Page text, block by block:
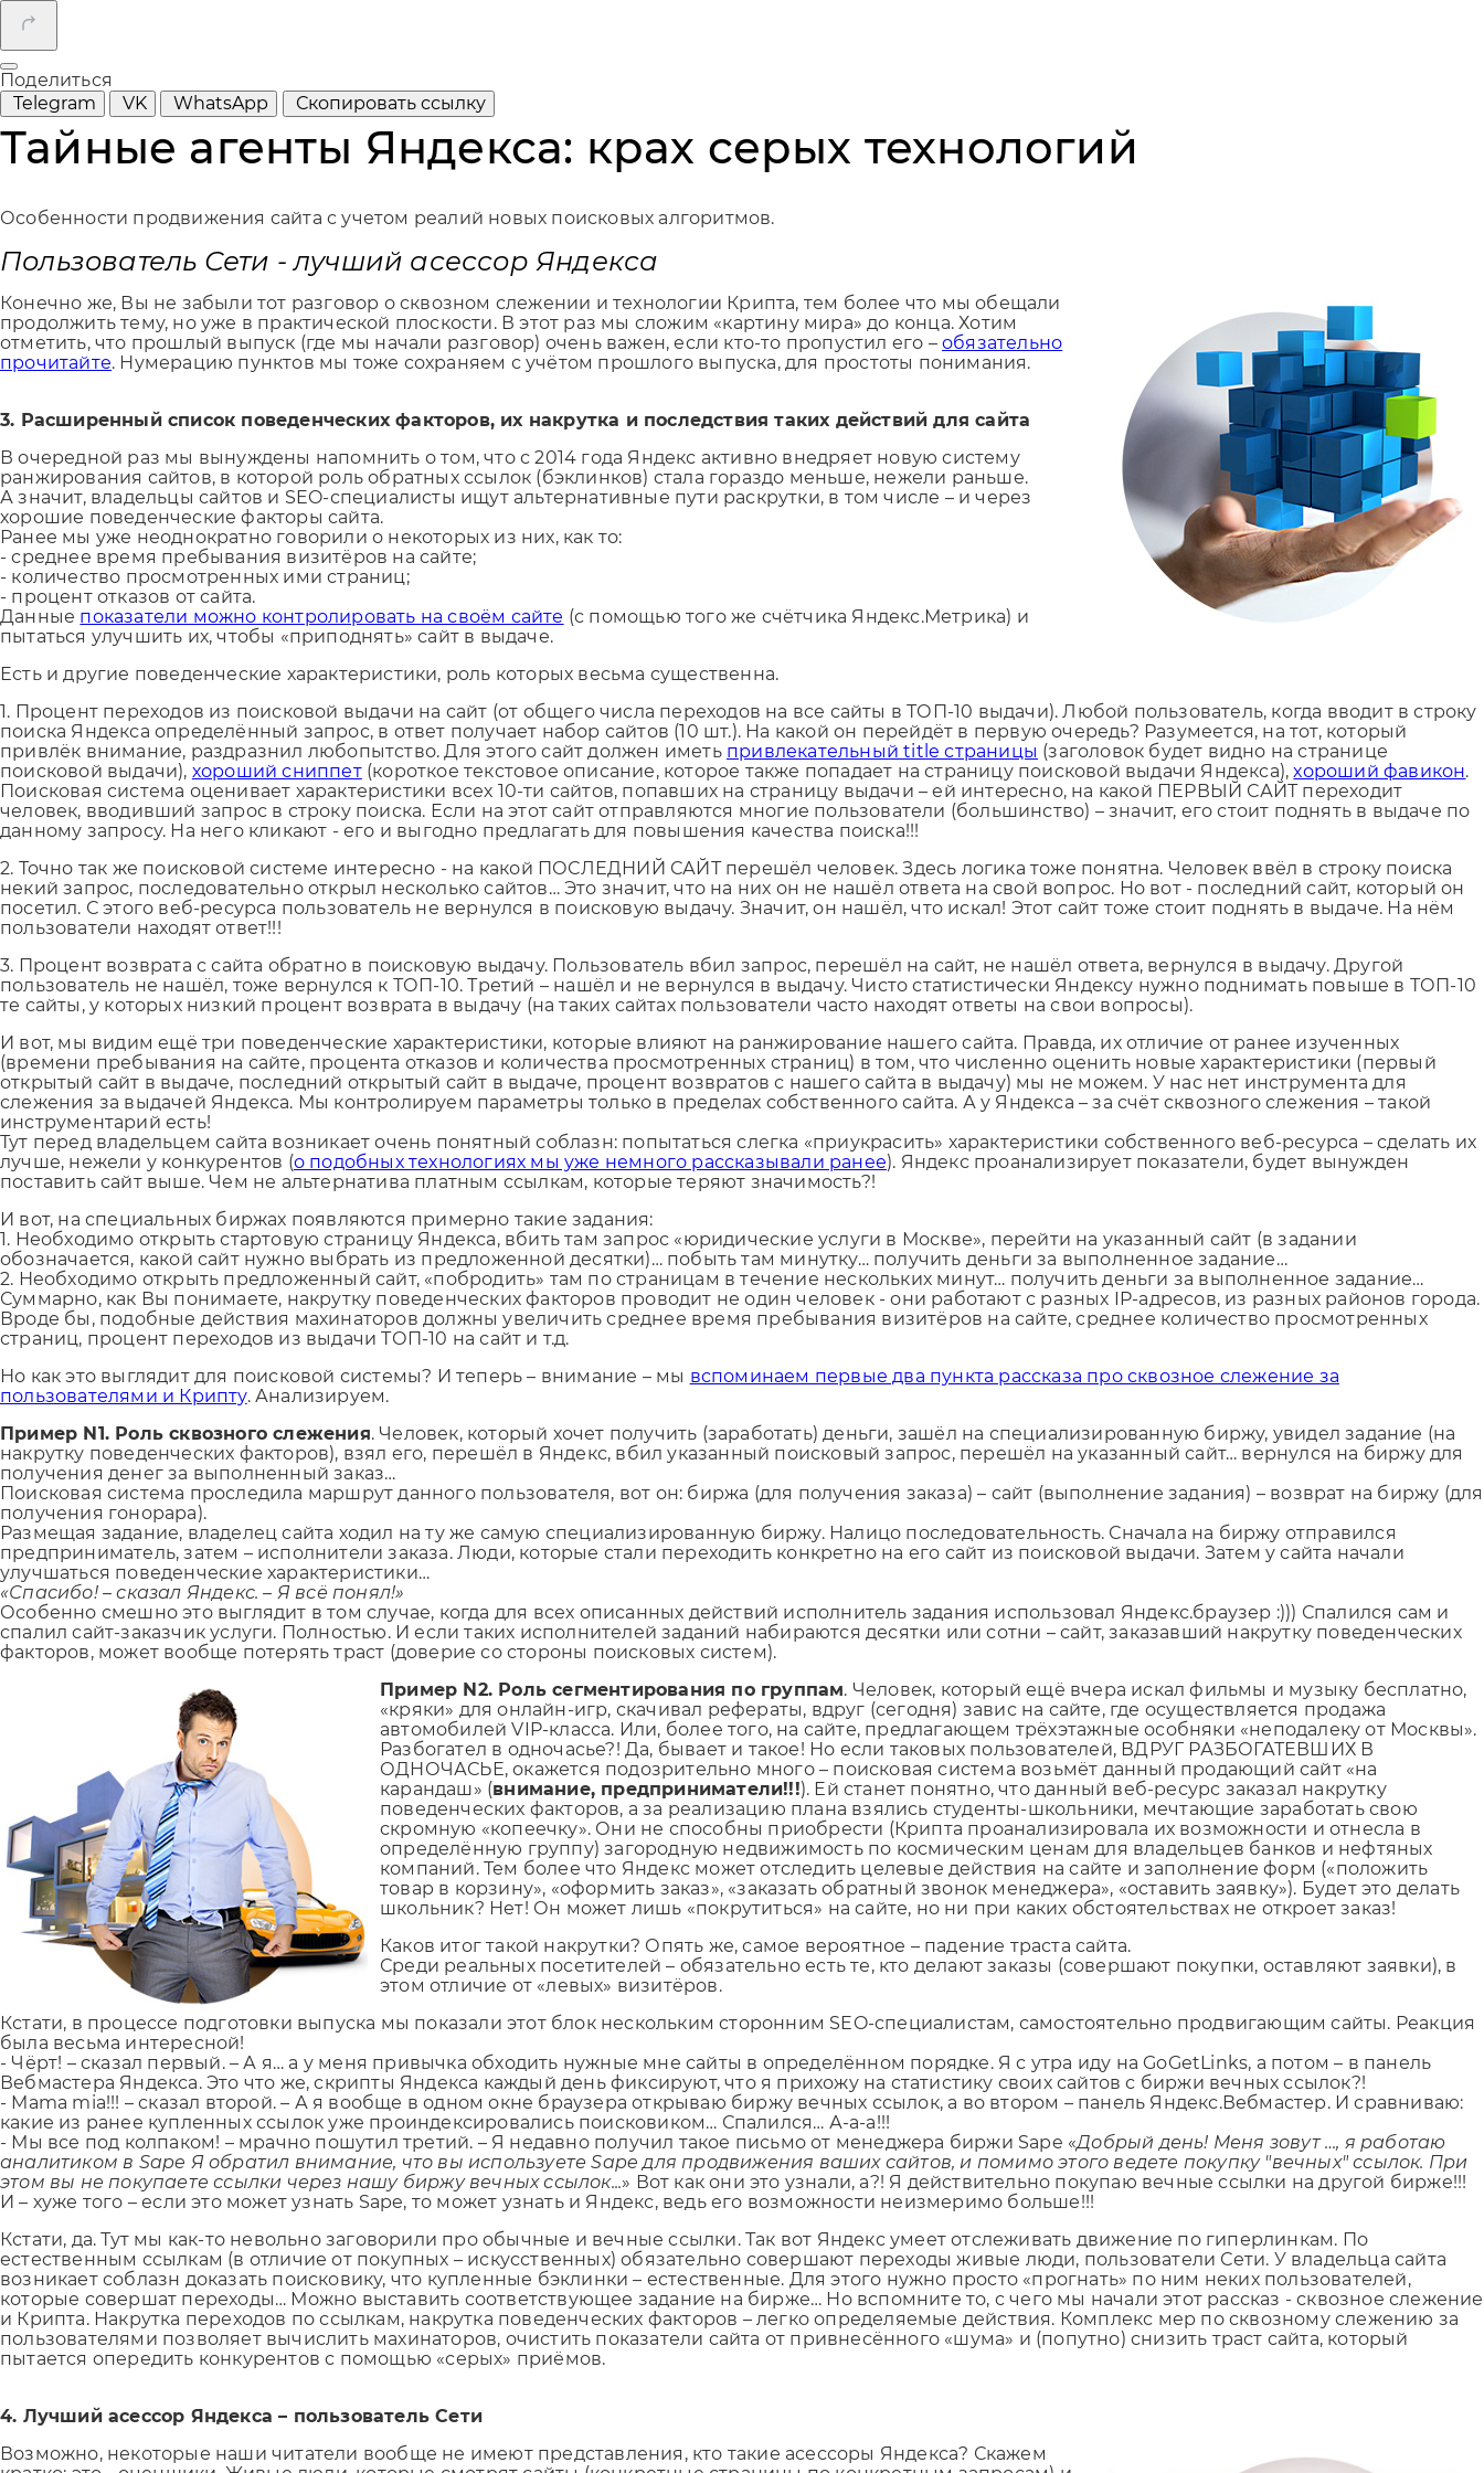
Поделиться
Telegram
VK WhatsApp Скопировать ссылку
Тайные агенты Яндекса: крах серых технологий
Особенности продвижения сайта с учетом реалий новых поисковых алгоритмов.
Пользователь Сети - лучший асессор Яндекса
Конечно же, Вы не забыли тот разговор о сквозном слежении и технологии Крипта, тем более что мы обещали
продолжить тему, но уже в практической плоскости. В этот раз мы сложим «картину мира» до конца. Хотим
отметить, что прошлый выпуск (где мы начали разговор) очень важен, если кто-то пропустил его –обязательно
прочитайте. Нумерацию пунктов мы тоже сохраняем с учётом прошлого выпуска, для простоты понимания.
3. Расширенный список поведенческих факторов, их накрутка и последствия таких действий для сайта
В очередной раз мы вынуждены напомнить о том, что с 2014 года Яндекс активно внедряет новую систему
ранжирования сайтов, в которой роль обратных ссылок (бэклинков) стала гораздо меньше, нежели раньше.
А значит, владельцы сайтов и SEO-специалисты ищут альтернативные пути раскрутки, в том числе – и через
хорошие поведенческие факторы сайта.
Ранее мы уже неоднократно говорили о некоторых из них, как то:
- среднее время пребывания визитёров на сайте;
- количество просмотренных ими страниц;
- процент отказов от сайта.
Данные показатели можно контролировать на своём сайте (с помощью того же счётчика Яндекс.Метрика) и
пытаться улучшить их, чтобы «приподнять» сайт в выдаче.
Есть и другие поведенческие характеристики, роль которых весьма существенна.
1. Процент переходов из поисковой выдачи на сайт (от общего числа переходов на все сайты в ТОП-10 выдачи). Любой пользователь, когда вводит в строку
поиска Яндекса определённый запрос, в ответ получает набор сайтов (10 шт.). На какой он перейдёт в первую очередь? Разумеется, на тот, который
привлёк внимание, раздразнил любопытство. Для этого сайт должен иметь привлекательный title страницы (заголовок будет видно на странице
поисковой выдачи), хороший сниппет(короткое текстовое описание, которое также попадает на страницу поисковой выдачи Яндекса),хороший фавикон.
Поисковая система оценивает характеристики всех 10-ти сайтов, попавших на страницу выдачи – ей интересно, на какой ПЕРВЫЙ САЙТ переходит
человек, вводивший запрос в строку поиска. Если на этот сайт отправляются многие пользователи (большинство) – значит, его стоит поднять в выдаче по
данному запросу. На него кликают - его и выгодно предлагать для повышения качества поиска!!!
2. Точно так же поисковой системе интересно - на какой ПОСЛЕДНИЙ САЙТ перешёл человек. Здесь логика тоже понятна. Человек ввёл в строку поиска
некий запрос, последовательно открыл несколько сайтов… Это значит, что на них он не нашёл ответа на свой вопрос. Но вот - последний сайт, который он
посетил. С этого веб-ресурса пользователь не вернулся в поисковую выдачу. Значит, он нашёл, что искал! Этот сайт тоже стоит поднять в выдаче. На нём
пользователи находят ответ!!!
3. Процент возврата с сайта обратно в поисковую выдачу. Пользователь вбил запрос, перешёл на сайт, не нашёл ответа, вернулся в выдачу. Другой
пользователь не нашёл, тоже вернулся к ТОП-10. Третий – нашёл и не вернулся в выдачу. Чисто статистически Яндексу нужно поднимать повыше в ТОП-10
те сайты, у которых низкий процент возврата в выдачу (на таких сайтах пользователи часто находят ответы на свои вопросы).
И вот, мы видим ещё три поведенческие характеристики, которые влияют на ранжирование нашего сайта. Правда, их отличие от ранее изученных
(времени пребывания на сайте, процента отказов и количества просмотренных страниц) в том, что численно оценить новые характеристики (первый
открытый сайт в выдаче, последний открытый сайт в выдаче, процент возвратов с нашего сайта в выдачу) мы не можем. У нас нет инструмента для
слежения за выдачей Яндекса. Мы контролируем параметры только в пределах собственного сайта. А у Яндекса – за счёт сквозного слежения – такой
инструментарий есть!
Тут перед владельцем сайта возникает очень понятный соблазн: попытаться слегка «приукрасить» характеристики собственного веб-ресурса – сделать их
лучше, нежели у конкурентов (о подобных технологиях мы уже немного рассказывали ранее). Яндекс проанализирует показатели, будет вынужден
поставить сайт выше. Чем не альтернатива платным ссылкам, которые теряют значимость?!
И вот, на специальных биржах появляются примерно такие задания:
1. Необходимо открыть стартовую страницу Яндекса, вбить там запрос «юридические услуги в Москве», перейти на указанный сайт (в задании
обозначается, какой сайт нужно выбрать из предложенной десятки)… побыть там минутку… получить деньги за выполненное задание…
2. Необходимо открыть предложенный сайт, «побродить» там по страницам в течение нескольких минут… получить деньги за выполненное задание…
Суммарно, как Вы понимаете, накрутку поведенческих факторов проводит не один человек - они работают с разных IP-адресов, из разных районов города.
Вроде бы, подобные действия махинаторов должны увеличить среднее время пребывания визитёров на сайте, среднее количество просмотренных
страниц, процент переходов из выдачи ТОП-10 на сайт и т.д.
Но как это выглядит для поисковой системы? И теперь – внимание – мы вспоминаем первые два пункта рассказа про сквозное слежение за
пользователями и Крипту. Анализируем.
Пример N1. Роль сквозного слежения. Человек, который хочет получить (заработать) деньги, зашёл на специализированную биржу, увидел задание (на
накрутку поведенческих факторов), взял его, перешёл в Яндекс, вбил указанный поисковый запрос, перешёл на указанный сайт… вернулся на биржу для
получения денег за выполненный заказ…
Поисковая система проследила маршрут данного пользователя, вот он: биржа (для получения заказа) – сайт (выполнение задания) – возврат на биржу (для
получения гонорара).
Размещая задание, владелец сайта ходил на ту же самую специализированную биржу. Налицо последовательность. Сначала на биржу отправился
предприниматель, затем – исполнители заказа. Люди, которые стали переходить конкретно на его сайт из поисковой выдачи. Затем у сайта начали
улучшаться поведенческие характеристики…
«Спасибо! – сказал Яндекс. – Я всё понял!»
Особенно смешно это выглядит в том случае, когда для всех описанных действий исполнитель задания использовал Яндекс.браузер :))) Спалился сам и
спалил сайт-заказчик услуги. Полностью. И если таких исполнителей заданий набираются десятки или сотни – сайт, заказавший накрутку поведенческих
факторов, может вообще потерять траст (доверие со стороны поисковых систем).
Пример N2. Роль сегментирования по группам. Человек, который ещё вчера искал фильмы и музыку бесплатно,
«кряки» для онлайн-игр, скачивал рефераты, вдруг (сегодня) завис на сайте, где осуществляется продажа
автомобилей VIP-класса. Или, более того, на сайте, предлагающем трёхэтажные особняки «неподалеку от Москвы».
Разбогател в одночасье?! Да, бывает и такое! Но если таковых пользователей, ВДРУГ РАЗБОГАТЕВШИХ В
ОДНОЧАСЬЕ, окажется подозрительно много – поисковая система возьмёт данный продающий сайт «на
карандаш» (внимание, предприниматели!!!). Ей станет понятно, что данный веб-ресурс заказал накрутку
поведенческих факторов, а за реализацию плана взялись студенты-школьники, мечтающие заработать свою
скромную «копеечку». Они не способны приобрести (Крипта проанализировала их возможности и отнесла в
определённую группу) загородную недвижимость по космическим ценам для владельцев банков и нефтяных
компаний. Тем более что Яндекс может отследить целевые действия на сайте и заполнение форм («положить
товар в корзину», «оформить заказ», «заказать обратный звонок менеджера», «оставить заявку»). Будет это делать
школьник? Нет! Он может лишь «покрутиться» на сайте, но ни при каких обстоятельствах не откроет заказ!
Каков итог такой накрутки? Опять же, самое вероятное – падение траста сайта.
Среди реальных посетителей – обязательно есть те, кто делают заказы (совершают покупки, оставляют заявки), в
этом отличие от «левых» визитёров.
Кстати, в процессе подготовки выпуска мы показали этот блок нескольким сторонним SEO-специалистам, самостоятельно продвигающим сайты. Реакция
была весьма интересной!
- Чёрт! – сказал первый. – А я… а у меня привычка обходить нужные мне сайты в определённом порядке. Я с утра иду на GoGetLinks, а потом – в панель
Вебмастера Яндекса. Это что же, скрипты Яндекса каждый день фиксируют, что я прихожу на статистику своих сайтов с биржи вечных ссылок?!
- Mama mia!!! – сказал второй. – А я вообще в одном окне браузера открываю биржу вечных ссылок, а во втором – панель Яндекс.Вебмастер. И сравниваю:
какие из ранее купленных ссылок уже проиндексировались поисковиком… Спалился… А-а-а!!!
- Мы все под колпаком! – мрачно пошутил третий. – Я недавно получил такое письмо от менеджера биржи Sape «Добрый день! Меня зовут …, я работаю
аналитиком в Sape Я обратил внимание, что вы используете Sape для продвижения ваших сайтов, и помимо этого ведете покупку "вечных" ссылок. При
этом вы не покупаете ссылки через нашу биржу вечных ссылок...» Вот как они это узнали, а?! Я действительно покупаю вечные ссылки на другой бирже!!!
И – хуже того – если это может узнать Sape, то может узнать и Яндекс, ведь его возможности неизмеримо больше!!!
Кстати, да. Тут мы как-то невольно заговорили про обычные и вечные ссылки. Так вот Яндекс умеет отслеживать движение по гиперлинкам. По
естественным ссылкам (в отличие от покупных – искусственных) обязательно совершают переходы живые люди, пользователи Сети. У владельца сайта
возникает соблазн доказать поисковику, что купленные бэклинки – естественные. Для этого нужно просто «прогнать» по ним неких пользователей,
которые совершат переходы… Можно выставить соответствующее задание на бирже… Но вспомните то, с чего мы начали этот рассказ - сквозное слежение
и Крипта. Накрутка переходов по ссылкам, накрутка поведенческих факторов – легко определяемые действия. Комплекс мер по сквозному слежению за
пользователями позволяет вычислить махинаторов, очистить показатели сайта от привнесённого «шума» и (попутно) снизить траст сайта, который
пытается опередить конкурентов с помощью «серых» приёмов.
4. Лучший асессор Яндекса – пользователь Сети
Возможно, некоторые наши читатели вообще не имеют представления, кто такие асессоры Яндекса? Скажем
Отправляя форму, Вы принимаетеполитику конфиденциальности